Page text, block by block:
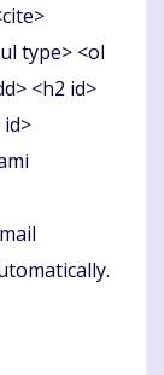
type> <ol
<h2 id>
id>